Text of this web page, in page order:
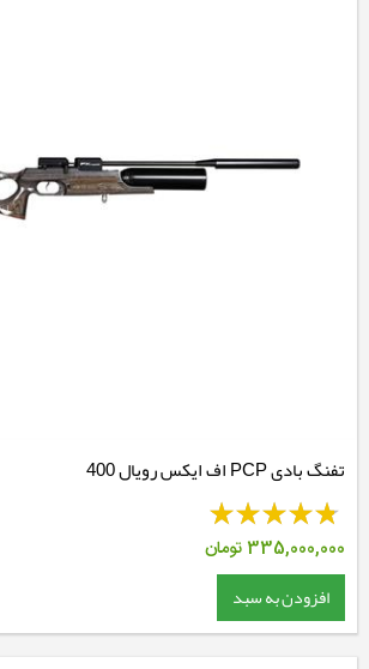
تفنگ بادی PCP اف ایکس رویال 400
335,000,000تومان
افزودن به سبد